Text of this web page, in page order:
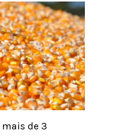
mais de 3